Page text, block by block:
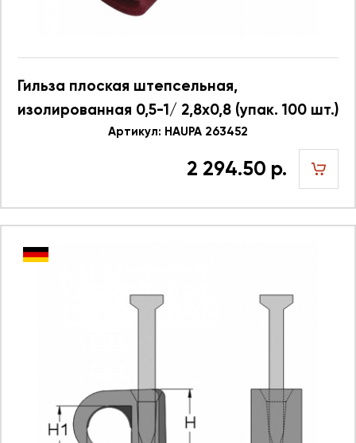
Гильза плоская штепсельная,
изолированная 0,5-1/ 2,8x0,8 (упак. 100 шт.)
Артикул: HAUPA 263452
2 294.50 р.